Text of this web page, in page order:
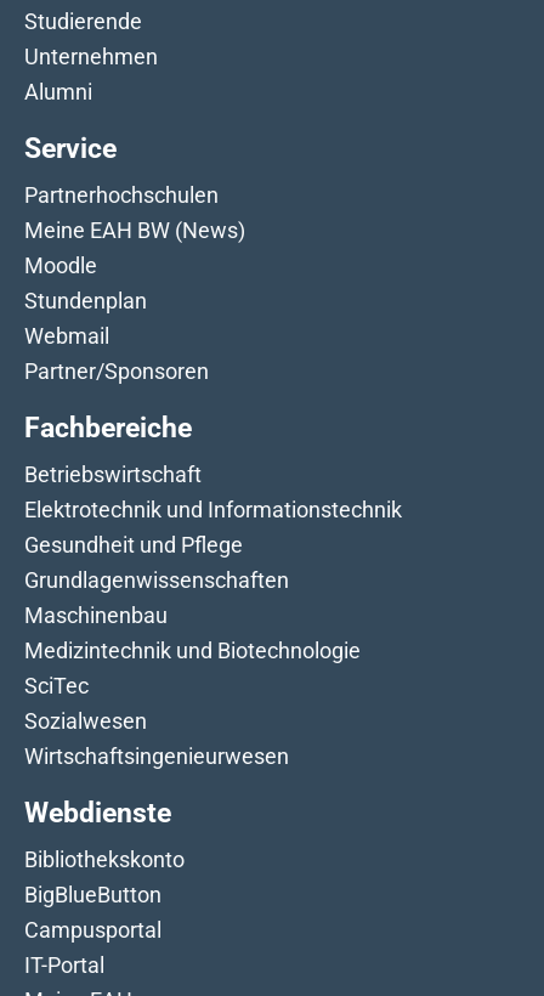
Studierende
Unternehmen
Alumni
Service
Partnerhochschulen
Meine EAH BW (News)
Moodle
Stundenplan
Webmail
Partner/Sponsoren
Fachbereiche
Betriebswirtschaft
Elektrotechnik und Informationstechnik
Gesundheit und Pflege
Grundlagenwissenschaften
Maschinenbau
Medizintechnik und Biotechnologie
SciTec
Sozialwesen
Wirtschaftsingenieurwesen
Webdienste
Bibliothekskonto
BigBlueButton
Campusportal
IT-Portal